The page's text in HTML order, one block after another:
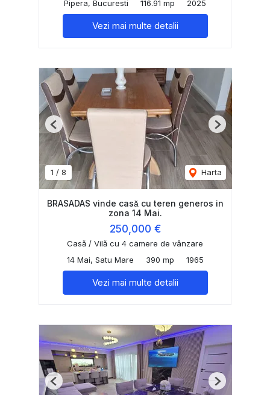
Pipera, Bucuresti 116.91 mp 2025
Vezi mai multe detalii
1 / 8 Harta
Previous Next
BRASADAS vinde casă cu teren generos in
zona 14 Mai.
250,000 €
Casă / Vilă cu 4 camere de vânzare
14 Mai, Satu Mare
390 mp 1965
Vezi mai multe detalii
Previous Next